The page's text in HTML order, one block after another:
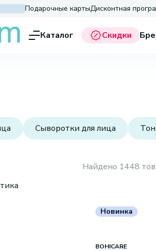
Подарочные картыДисконтная
Каталог Скидки
Сыворотки для лица
Найдено 1448
Новинка
BOHICARE